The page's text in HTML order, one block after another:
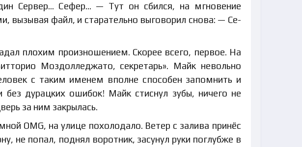
Сервер… Сефер… — Тут он сбился, на мгновение
вызывая файл, и старательно выговорил снова: — Се-
плохим произношением. Скорее всего, первое. На
Моздолледжато, секретарь». Майк невольно
с таким именем вполне способен запомнить и
дурацких ошибок! Майк стиснул зубы, ничего не
за ним закрылась.
OMG, на улице похолодало. Ветер с залива принёс
не попал, поднял воротник, засунул руки поглубже в